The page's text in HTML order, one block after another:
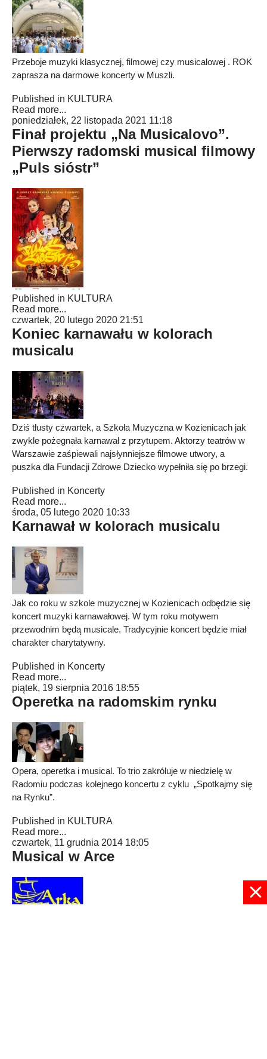
Przeboje muzyki klasycznej, filmowej czy musicalowej . ROK
zaprasza na darmowe koncerty w Muszli.
Published in KULTURA
Read more...
poniedziałek, 22 listopada 2021 11:18
Finał projektu „Na Musicalovo”.
Pierwszy radomski musical filmowy
„Puls sióstr”
Published in KULTURA
Read more...
czwartek, 20 lutego 2020 21:51
Koniec karnawału w kolorach
musicalu
Dziś tłusty czwartek, a Szkoła Muzyczna w Kozienicach jak
zwykle pożegnała karnawał z przytupem. Aktorzy teatrów w
Warszawie zaśpiewali najsłynniejsze filmowe utwory, a
puszka dla Fundacji Zdrowe Dziecko wypełniła się po brzegi.
Published in Koncerty
Read more...
środa, 05 lutego 2020 10:33
Karnawał w kolorach musicalu
Jak co roku w szkole muzycznej w Kozienicach odbędzie się
koncert muzyki karnawałowej. W tym roku motywem
przewodnim będą musicale. Tradycyjnie koncert będzie miał
charakter charytatywny.
Published in Koncerty
Read more...
piątek, 19 sierpnia 2016 18:55
Operetka na radomskim rynku
Opera, operetka i musical. To trio zakróluje w niedzielę w
Radomiu podczas kolejnego koncertu z cyklu „Spotkajmy się
na Rynku”.
Published in KULTURA
Read more...
czwartek, 11 grudnia 2014 18:05
Musical w Arce